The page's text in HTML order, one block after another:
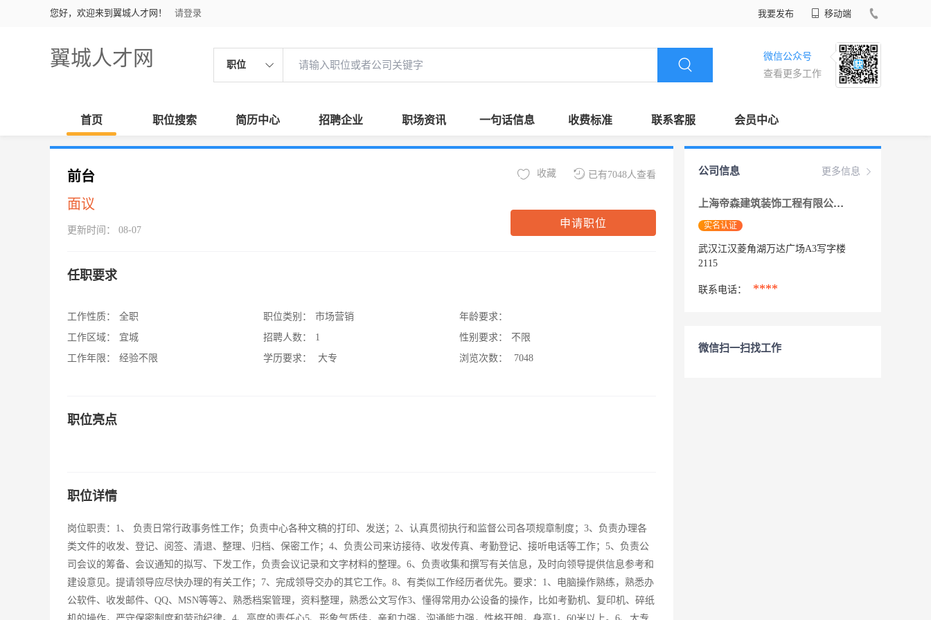
您好，欢迎来到翼城人才网！ 请登录 我要发布 移动端
翼城人才网 职位
微信公众号
查看更多工作
首页 职位搜索 简历中心 招聘企业 职场资讯 一句话信息 收费标准 联系客服 会员中心
前台
面议
更新时间： 08-07
已有7048人查看
收藏
申请职位
任职要求
工作性质：
全职
工作区域：
宜城
工作年限：
经验不限
职位类别：
市场营销
招聘人数：
1
学历要求：
大专
年龄要求：
性别要求：
不限
浏览次数：
7048
职位亮点
职位详情
岗位职责：1、 负责日常行政事务性工作；负责中心各种文稿的打印、发送；2、认真贯彻执行和监督公司各项规章制度；3、负责办理各
类文件的收发、登记、阅签、清退、整理、归档、保密工作；4、负责公司来访接待、收发传真、考勤登记、接听电话等工作；5、负责公
司会议的筹备、会议通知的拟写、下发工作，负责会议记录和文字材料的整理。6、负责收集和撰写有关信息，及时向领导提供信息参考和
建设意见。提请领导应尽快办理的有关工作；7、完成领导交办的其它工作。8、有类似工作经历者优先。要求：1、电脑操作熟练，熟悉办
公软件、收发邮件、QQ、MSN等等2、熟悉档案管理，资料整理，熟悉公文写作3、懂得常用办公设备的操作，比如考勤机、复印机、碎纸
更多信息
公司信息
上海帝森建筑装饰工程有限公司武汉分公司
实名认证
武汉江汉菱角湖万达广场A3写字楼
2115
联系电话： ****
微信扫一扫找工作